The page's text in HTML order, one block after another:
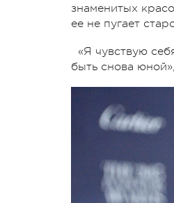
знаменитых
ее не пугает
«Я чувствую
быть снова